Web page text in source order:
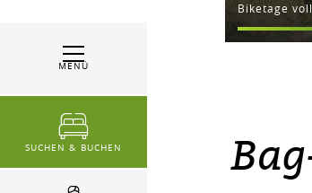
MENÜ
SUCHEN & BUCHEN
Biketage